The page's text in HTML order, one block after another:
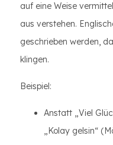
auf eine Weise
aus verstehen.
geschrieben werden,
klingen.
Beispiel:
Anstatt „Viel
„Kolay gelsin“